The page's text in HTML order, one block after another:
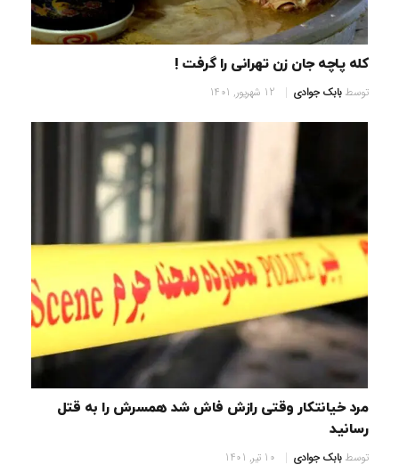
کله پاچه جان زن تهرانی را گرفت !
توسطبابک جوادی 12 شهریور, 1401
مرد خیانتکار وقتی رازش فاش شد همسرش را به قتل
رسانید
توسطبابک جوادی 10 تیر, 1401